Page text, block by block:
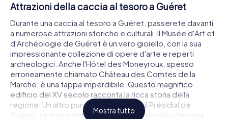
Attrazioni della caccia al tesoro a Guéret
Durante una caccia al tesoro a Guéret, passerete davanti
a numerose attrazioni storiche e culturali. Il Musée d'Art et
d'Archéologie de Guéret è un vero gioiello, con la sua
impressionante collezione di opere d'arte e reperti
archeologici. Anche l'Hôtel des Moneyroux, spesso
erroneamente chiamato Château des Comtes de la
Marche, è una tappa imperdibile. Questo magnifico
edificio del XV secolo racconta la ricca storia della
regione. Un altro punto di interesse è il Présidial de
Guéret, un imponente edificio del XVI secolo che oggi
Mostra tutto